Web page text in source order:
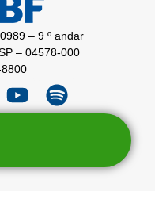
– 9 º andar
– 04578-000